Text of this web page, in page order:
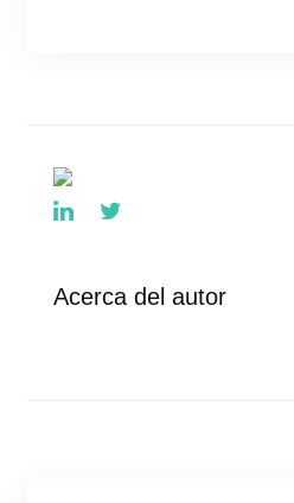
Acerca del autor